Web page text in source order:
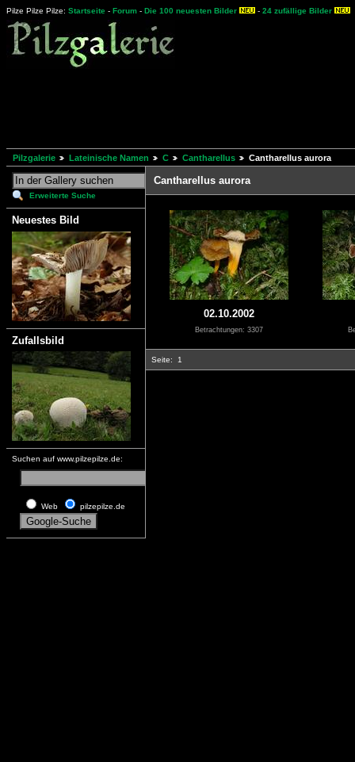
Pilze Pilze Pilze: Startseite - Forum - Die 100 neuesten Bilder - 24 zufällige Bilder
Pilzgalerie Lateinische Namen C Cantharellus Cantharellus aurora
Erweiterte Suche
Neuestes Bild
Zufallsbild
Suchen auf www.pilzepilze.de:
Web pilzepilze.de
Cantharellus aurora
02.10.2002
Betrachtungen: 3307
Seite: 1